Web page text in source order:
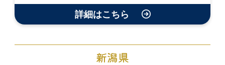
詳細はこちら
新潟県